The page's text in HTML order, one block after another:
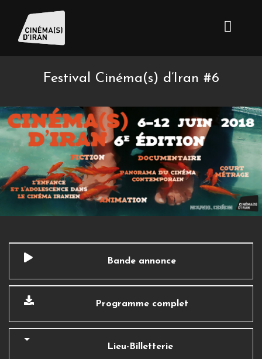
Festival Cinéma(s) d’Iran #6
Bande annonce
Programme complet
Lieu-Billetterie